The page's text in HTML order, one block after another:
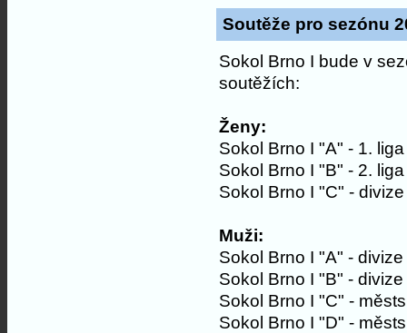
Soutěže pro sezónu
Sokol Brno I bude v
soutěžích:
Ženy:
Sokol Brno I "A" - 1. liga
Sokol Brno I "B" - 2.
Sokol Brno I "C" -
Muži:
Sokol Brno I "A" -
Sokol Brno I "B" -
Sokol Brno I "C" -
Sokol Brno I "D" -